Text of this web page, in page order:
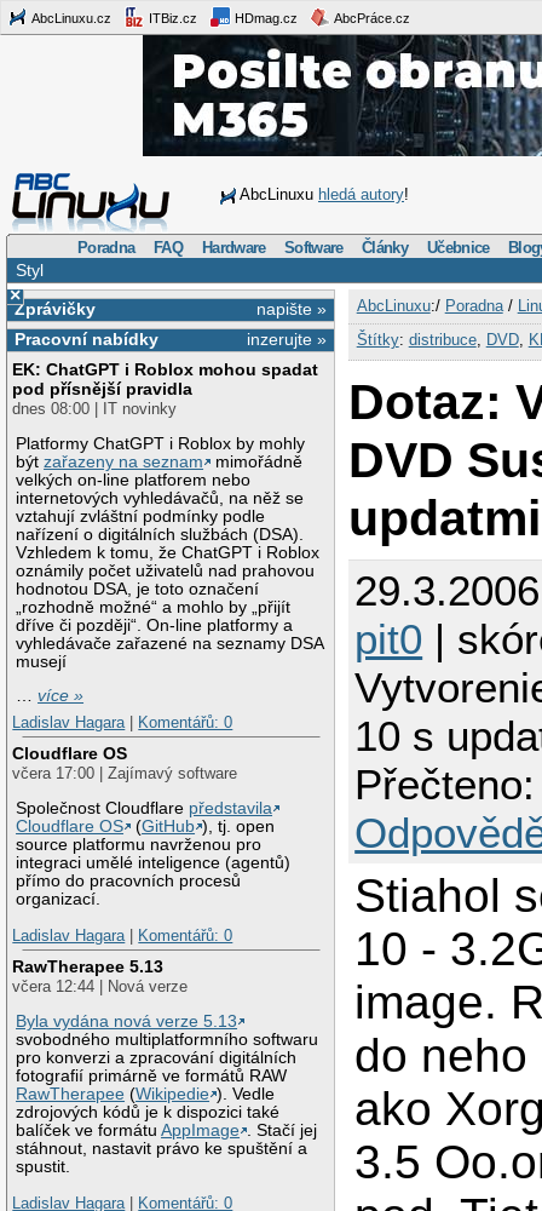
AbcLinuxu.cz ITBiz.cz HDmag.cz AbcPráce.cz
AbcLinuxu hledá autory!
Poradna FAQ Hardware Software Články Učebnice
Styl
×
napište »
Zprávičky
inzerujte »
Pracovní nabídky
EK: ChatGPT i Roblox mohou spadat
pod přísnější pravidla
dnes 08:00 | IT novinky
Platformy ChatGPT i Roblox by mohly
býtzařazeny na seznam
mimořádně
velkých on-line platforem nebo
internetových vyhledávačů, na něž se
vztahují zvláštní podmínky podle
nařízení o digitálních službách (DSA).
Vzhledem k tomu, že ChatGPT i Roblox
oznámily počet uživatelů nad prahovou
hodnotou DSA, je toto označení
„rozhodně možné“ a mohlo by „přijít
dříve či později“. On-line platformy a
vyhledávače zařazené na seznamy DSA
musejí
…více »
Ladislav Hagara
Komentářů: 0
Cloudflare OS
včera 17:00 | Zajímavý software
Společnost Cloudflare představila
Cloudflare OS
(GitHub ), tj. open
source platformu navrženou pro
integraci umělé inteligence (agentů)
přímo do pracovních procesů
organizací.
Ladislav Hagara
Komentářů: 0
RawTherapee 5.13
včera 12:44 | Nová verze
Byla vydána nová verze 5.13
svobodného multiplatformního softwaru
pro konverzi a zpracování digitálních
fotografií primárně ve formátů RAW
RawTherapee (Wikipedie ). Vedle
zdrojových kódů je k dispozici také
balíček ve formátuAppImage . Stačí jej
stáhnout, nastavit právo ke spuštění a
spustit.
Ladislav Hagara
Komentářů: 0
AbcLinuxu:/ Poradna/
Štítky: distribuce, DVD,
Dotaz:
DVD
updatmi
pit0 |
10 s
Stiahol
10 -
image.
do
ako
3.5